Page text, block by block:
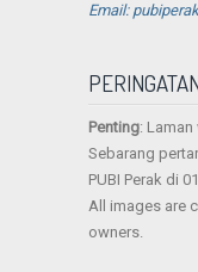
Email:
Penting:
Sebarang
PUBI Perak di
All images are
owners.